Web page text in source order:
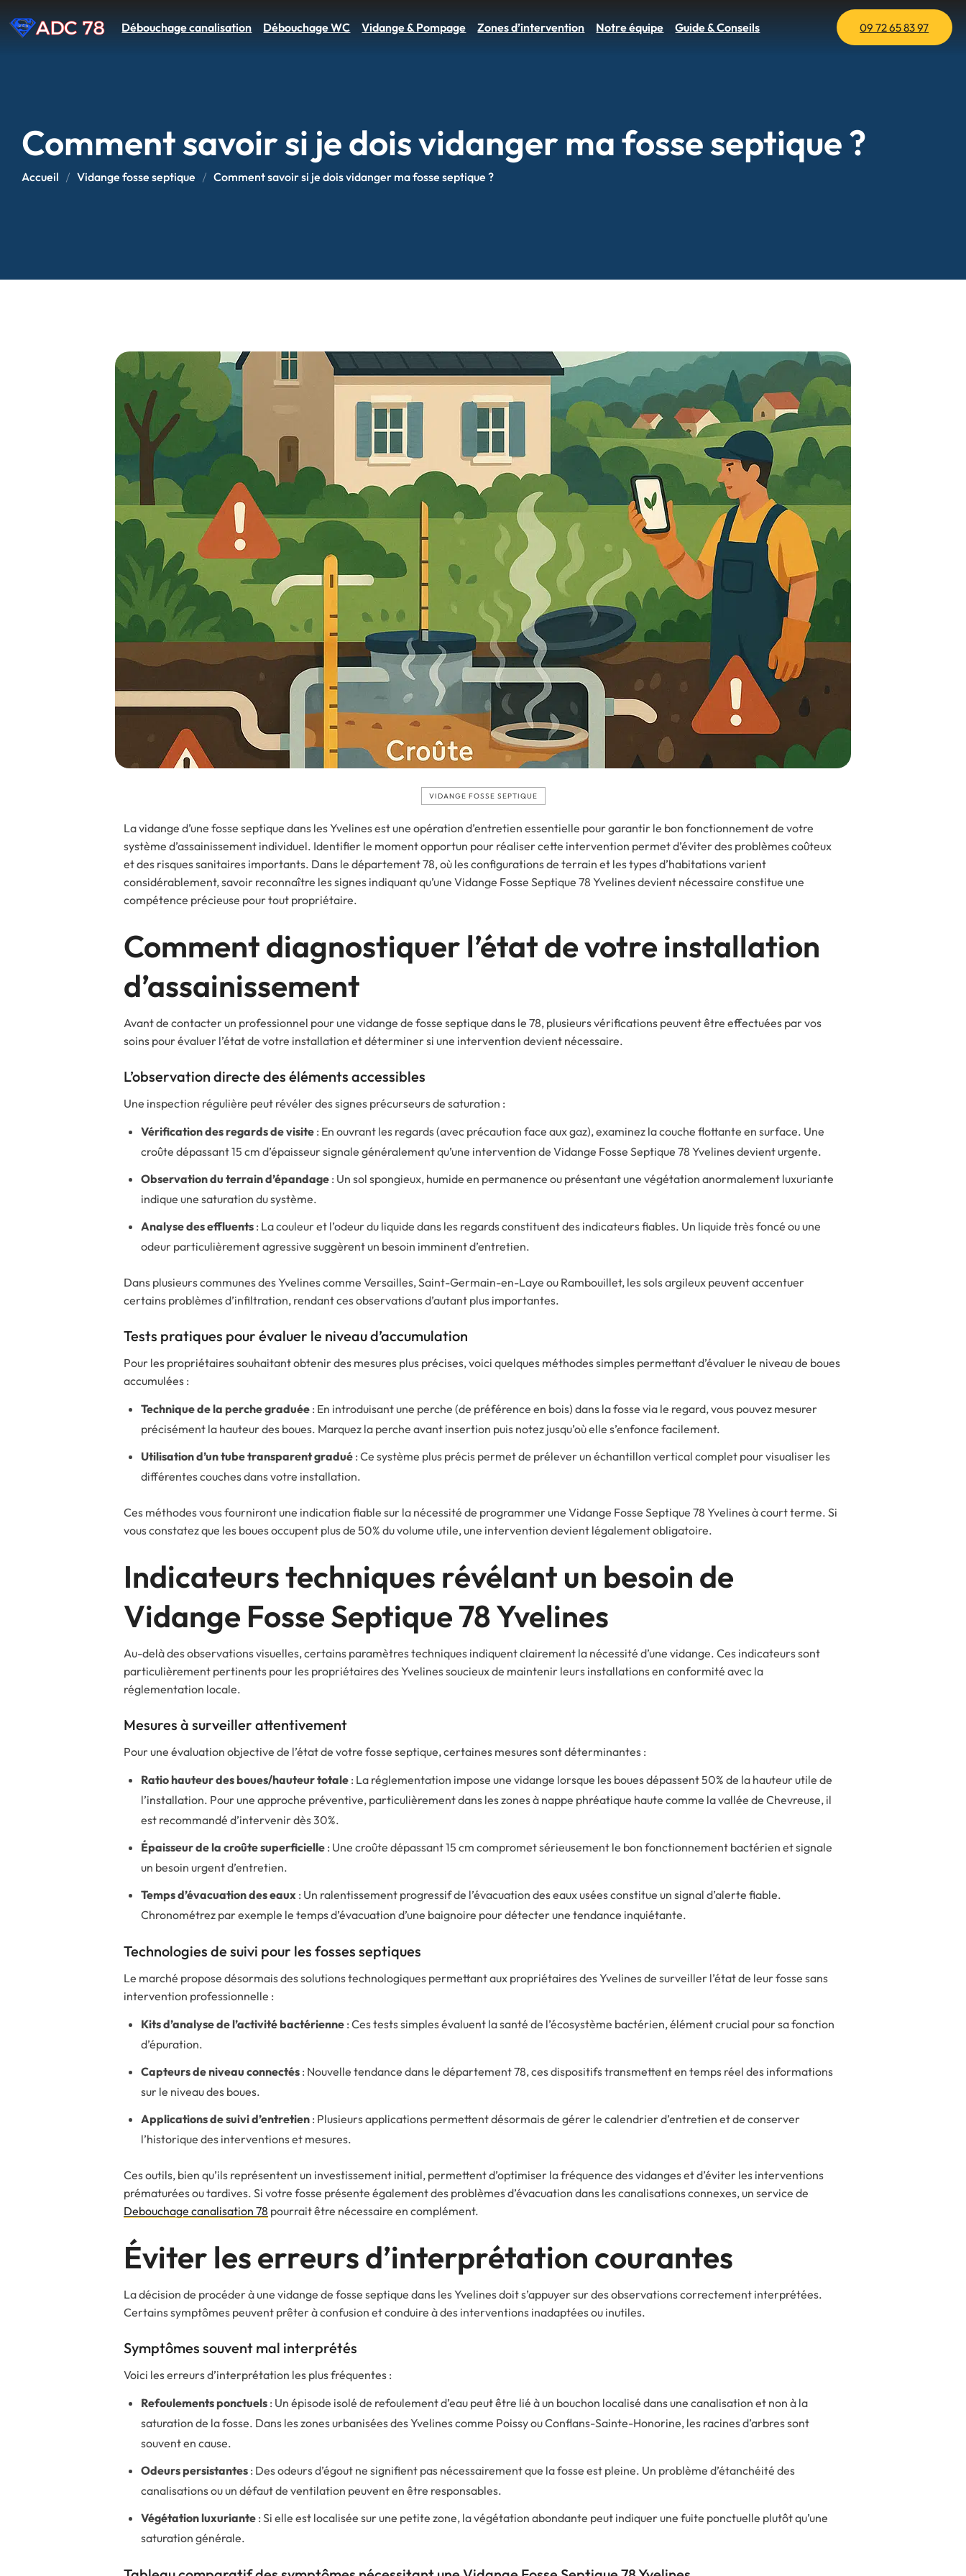
Débouchage canalisation Débouchage WC Vidange & Pompage Zones d’intervention Notre équipe Guide & Conseils 09 72 65 83 97
Comment savoir si je dois vidanger ma fosse septique ?
Accueil Vidange fosse septique Comment savoir si je dois vidanger ma fosse septique ?
VIDANGE FOSSE SEPTIQUE
La vidange d’une fosse septique dans les Yvelines est une opération d’entretien essentielle pour garantir le bon fonctionnement de votre
système d’assainissement individuel. Identifier le moment opportun pour réaliser cette intervention permet d’éviter des problèmes coûteux
et des risques sanitaires importants. Dans le département 78, où les configurations de terrain et les types d’habitations varient
considérablement, savoir reconnaître les signes indiquant qu’une Vidange Fosse Septique 78 Yvelines devient nécessaire constitue une
compétence précieuse pour tout propriétaire.
Comment diagnostiquer l’état de votre installation
d’assainissement
Avant de contacter un professionnel pour une vidange de fosse septique dans le 78, plusieurs vérifications peuvent être effectuées par vos
soins pour évaluer l’état de votre installation et déterminer si une intervention devient nécessaire.
L’observation directe des éléments accessibles
Une inspection régulière peut révéler des signes précurseurs de saturation :
Vérification des regards de visite : En ouvrant les regards (avec précaution face aux gaz), examinez la couche flottante en surface. Une
croûte dépassant 15 cm d’épaisseur signale généralement qu’une intervention de Vidange Fosse Septique 78 Yvelines devient urgente.
Observation du terrain d’épandage : Un sol spongieux, humide en permanence ou présentant une végétation anormalement luxuriante
indique une saturation du système.
Analyse des effluents : La couleur et l’odeur du liquide dans les regards constituent des indicateurs fiables. Un liquide très foncé ou une
odeur particulièrement agressive suggèrent un besoin imminent d’entretien.
Dans plusieurs communes des Yvelines comme Versailles, Saint-Germain-en-Laye ou Rambouillet, les sols argileux peuvent accentuer
certains problèmes d’infiltration, rendant ces observations d’autant plus importantes.
Tests pratiques pour évaluer le niveau d’accumulation
Pour les propriétaires souhaitant obtenir des mesures plus précises, voici quelques méthodes simples permettant d’évaluer le niveau de boues
accumulées :
Technique de la perche graduée : En introduisant une perche (de préférence en bois) dans la fosse via le regard, vous pouvez mesurer
précisément la hauteur des boues. Marquez la perche avant insertion puis notez jusqu’où elle s’enfonce facilement.
Utilisation d’un tube transparent gradué : Ce système plus précis permet de prélever un échantillon vertical complet pour visualiser les
différentes couches dans votre installation.
Ces méthodes vous fourniront une indication fiable sur la nécessité de programmer une Vidange Fosse Septique 78 Yvelines à court terme. Si
vous constatez que les boues occupent plus de 50% du volume utile, une intervention devient légalement obligatoire.
Indicateurs techniques révélant un besoin de
Vidange Fosse Septique 78 Yvelines
Au-delà des observations visuelles, certains paramètres techniques indiquent clairement la nécessité d’une vidange. Ces indicateurs sont
particulièrement pertinents pour les propriétaires des Yvelines soucieux de maintenir leurs installations en conformité avec la
réglementation locale.
Mesures à surveiller attentivement
Pour une évaluation objective de l’état de votre fosse septique, certaines mesures sont déterminantes :
Ratio hauteur des boues/hauteur totale : La réglementation impose une vidange lorsque les boues dépassent 50% de la hauteur utile de
l’installation. Pour une approche préventive, particulièrement dans les zones à nappe phréatique haute comme la vallée de Chevreuse, il
est recommandé d’intervenir dès 30%.
Épaisseur de la croûte superficielle : Une croûte dépassant 15 cm compromet sérieusement le bon fonctionnement bactérien et signale
un besoin urgent d’entretien.
Temps d’évacuation des eaux : Un ralentissement progressif de l’évacuation des eaux usées constitue un signal d’alerte fiable.
Chronométrez par exemple le temps d’évacuation d’une baignoire pour détecter une tendance inquiétante.
Technologies de suivi pour les fosses septiques
Le marché propose désormais des solutions technologiques permettant aux propriétaires des Yvelines de surveiller l’état de leur fosse sans
intervention professionnelle :
Kits d’analyse de l’activité bactérienne : Ces tests simples évaluent la santé de l’écosystème bactérien, élément crucial pour sa fonction
d’épuration.
Capteurs de niveau connectés : Nouvelle tendance dans le département 78, ces dispositifs transmettent en temps réel des informations
sur le niveau des boues.
Applications de suivi d’entretien : Plusieurs applications permettent désormais de gérer le calendrier d’entretien et de conserver
l’historique des interventions et mesures.
Ces outils, bien qu’ils représentent un investissement initial, permettent d’optimiser la fréquence des vidanges et d’éviter les interventions
prématurées ou tardives. Si votre fosse présente également des problèmes d’évacuation dans les canalisations connexes, un service de
Debouchage canalisation 78 pourrait être nécessaire en complément.
Éviter les erreurs d’interprétation courantes
La décision de procéder à une vidange de fosse septique dans les Yvelines doit s’appuyer sur des observations correctement interprétées.
Certains symptômes peuvent prêter à confusion et conduire à des interventions inadaptées ou inutiles.
Symptômes souvent mal interprétés
Voici les erreurs d’interprétation les plus fréquentes :
Refoulements ponctuels : Un épisode isolé de refoulement d’eau peut être lié à un bouchon localisé dans une canalisation et non à la
saturation de la fosse. Dans les zones urbanisées des Yvelines comme Poissy ou Conflans-Sainte-Honorine, les racines d’arbres sont
souvent en cause.
Odeurs persistantes : Des odeurs d’égout ne signifient pas nécessairement que la fosse est pleine. Un problème d’étanchéité des
canalisations ou un défaut de ventilation peuvent en être responsables.
Végétation luxuriante : Si elle est localisée sur une petite zone, la végétation abondante peut indiquer une fuite ponctuelle plutôt qu’une
saturation générale.